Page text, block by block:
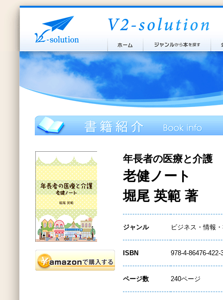
年長者の医療と介護
老健ノート
堀尾 英範 著
ジャンル ビジネス・情報
ISBN 978-4-86476-422-
ページ数 240ページ